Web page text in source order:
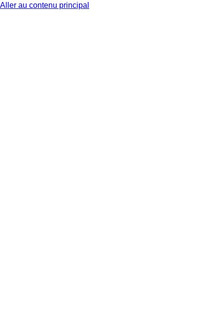
Aller au contenu principal